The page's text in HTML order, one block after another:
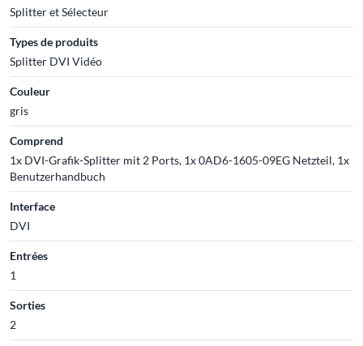
Splitter et Sélecteur
Types de produits
Splitter DVI Vidéo
Couleur
gris
Comprend
1x DVI-Grafik-Splitter mit 2 Ports, 1x 0AD6-1605-09EG Netzteil, 1x
Benutzerhandbuch
Interface
DVI
Entrées
1
Sorties
2